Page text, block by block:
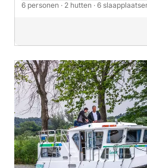
6 personen · 2 hutten · 6